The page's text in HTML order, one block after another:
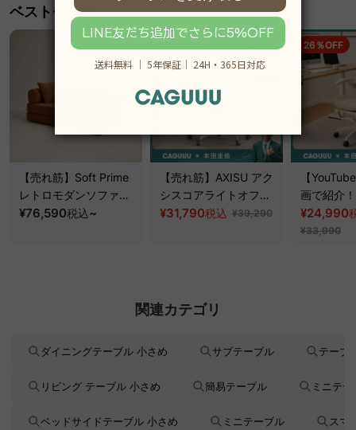
ベストセラー
【売れ筋】Soft Prime
レトロモダンソファベ
ッド｜20色以上から選
¥76,590税込~
【売れ筋】AXISU アク
シスコアライトオフィ
スチェア
¥31,790税込 ¥39,290
26％OFF
【
画で紹介
クシスエ
オフィス
¥24,990
¥33,990
関連カテゴリ
ダイニングテーブル 小さめ サブテーブル テーブ
リビング テーブル 小さめ 簡易テーブル ミニテ
ベッドサイドテーブル 小さめ ミニテーブル スマ